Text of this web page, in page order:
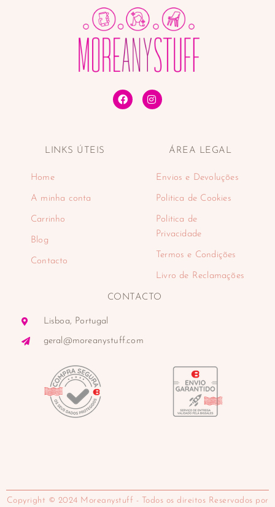
LINKS ÚTEIS
Home
A minha conta
Carrinho
Blog
Contacto
ÁREA LEGAL
Envios e Devoluções
Politica de Cookies
Politica de
Privacidade
Termos e Condições
Livro de Reclamações
CONTACTO
Lisboa, Portugal
geral@moreanystuff.com
Copyright © 2024 Moreanystuff - Todos os direitos Reservados por